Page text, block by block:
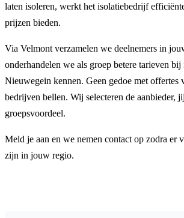
laten isoleren, werkt het isolatiebedrijf
prijzen bieden.
Via Velmont verzamelen we deelnemers in
onderhandelen we als groep betere tarieven
Nieuwegein kennen. Geen gedoe met offertes
bedrijven bellen. Wij selecteren de aanbieder,
groepsvoordeel.
Meld je aan en we nemen contact op zodra er
zijn in jouw regio.